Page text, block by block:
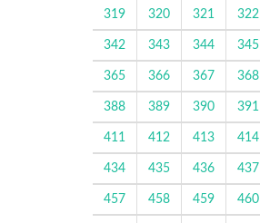
319 320 321 322
342 343 344 345
365 366 367 368
388 389 390 391
411 412 413 414
434 435 436 437
457 458 459 460